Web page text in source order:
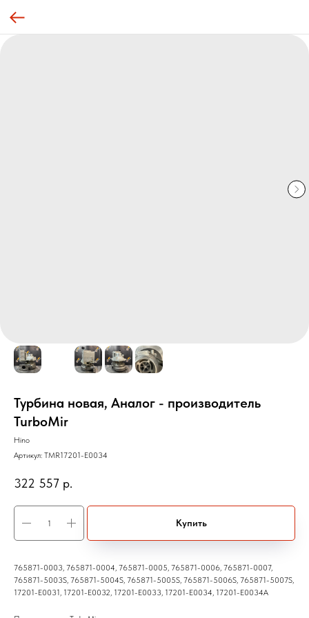
Турбина новая, Аналог - производитель
TurboMir
Hino
Артикул: TMR17201-E0034
322 557 р.
Купить
765871-0003, 765871-0004, 765871-0005, 765871-0006, 765871-0007,
765871-5003S, 765871-5004S, 765871-5005S, 765871-5006S, 765871-5007S,
17201-E0031, 17201-E0032, 17201-E0033, 17201-E0034, 17201-E0034A